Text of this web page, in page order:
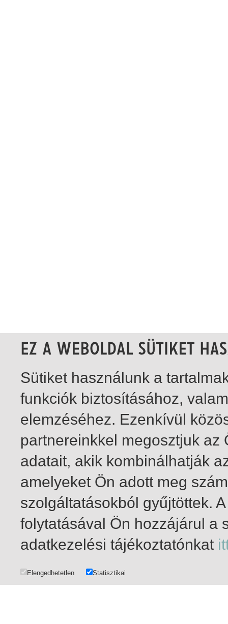
1-20 / total 152 hit
Sütiket használunk a
funkciók biztosításához,
elemzéséhez. Ezenkívül
partnereinkkel megosztjuk
adatait, akik kombinálhatják
amelyeket Ön adott meg
szolgáltatásokból gyűjtöttek.
folytatásával Ön hozzájárul a
adatkezelési tájékoztatónkat
Elengedhetetlen Statisztikai